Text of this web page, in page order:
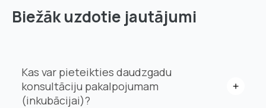
Biežāk uzdotie jautājumi
Kas var pieteikties daudzgadu
konsultāciju pakalpojumam
(inkubācijai)?